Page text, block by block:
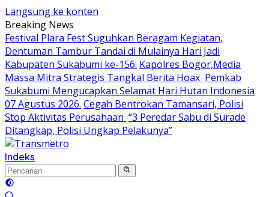
Langsung ke konten
Breaking News
Festival Plara Fest Suguhkan Beragam Kegiatan,
Dentuman Tambur Tandai di Mulainya Hari Jadi
Kabupaten Sukabumi ke-156. Kapolres Bogor,Media
Massa Mitra Strategis Tangkal Berita Hoax Pemkab
Sukabumi Mengucapkan Selamat Hari Hutan Indonesia
07 Agustus 2026. Cegah Bentrokan Tamansari, Polisi
Stop Aktivitas Perusahaan “3 Peredar Sabu di Surade
Ditangkap, Polisi Ungkap Pelakunya”
Indeks